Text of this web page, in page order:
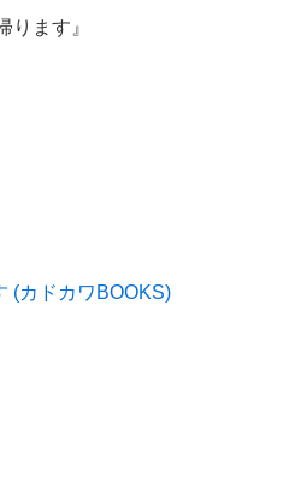
ます』
(カドカワBOOKS)